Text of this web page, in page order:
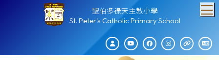
聖伯多祿天主教小學
St. Peter's Catholic Primary School